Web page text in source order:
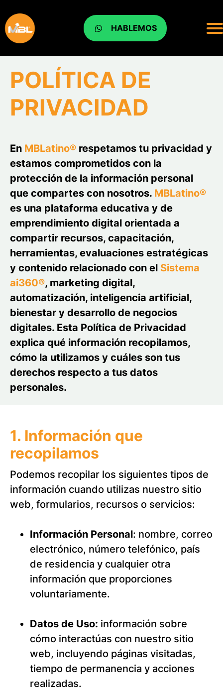
HABLEMOS
POLÍTICA DE
PRIVACIDAD
En MBLatino® respetamos tu privacidad y
estamos comprometidos con la
protección de la información personal
que compartes con nosotros. MBLatino®
es una plataforma educativa y de
emprendimiento digital orientada a
compartir recursos, capacitación,
herramientas, evaluaciones estratégicas
y contenido relacionado con el Sistema
ai360®, marketing digital,
automatización, inteligencia artificial,
bienestar y desarrollo de negocios
digitales. Esta Política de Privacidad
explica qué información recopilamos,
cómo la utilizamos y cuáles son tus
derechos respecto a tus datos
personales.
1. Información que
recopilamos
Podemos recopilar los siguientes tipos de
información cuando utilizas nuestro sitio
web, formularios, recursos o servicios:
Información Personal: nombre, correo
electrónico, número telefónico, país
de residencia y cualquier otra
información que proporciones
voluntariamente.
Datos de Uso: información sobre
cómo interactúas con nuestro sitio
web, incluyendo páginas visitadas,
tiempo de permanencia y acciones
realizadas.